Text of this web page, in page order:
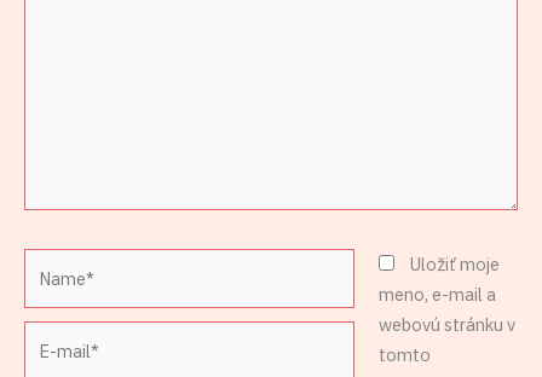
mail*
Uložiť moje
meno, e-mail a
webovú stránku v
tomto